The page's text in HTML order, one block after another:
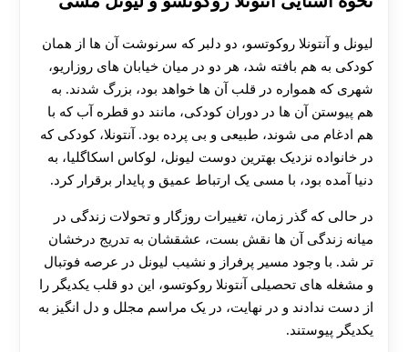
لیونل و آنتونلا روکوتسو، دو دلبر که سرنوشت آن ها از همان
کودکی به هم بافته شد، هر دو در میان خیابان‌ های روزاریو،
شهری که همواره در قلب آن ها خواهد بود، بزرگ شدند. به
هم پیوستن آن ها در دوران کودکی، مانند دو قطره آب که با
هم ادغام می‌ شوند، طبیعی و بی‌ پرده بود. آنتونلا، کودکی که
در خانواده نزدیک بهترین دوست لیونل، لوکاس اسکاگلیا، به
دنیا آمده بود، با مسی یک ارتباط عمیق و پایدار برقرار کرد.
در حالی که گذر زمان، تغییرات روزگار و تحولات زندگی در
میانه زندگی آن ها نقش بست، عشقشان به تدریج درخشان‌
تر شد. با وجود مسیر پرفراز و نشیب لیونل در عرصه فوتبال
و مشغله‌ های تحصیلی آنتونلا روکوتسو، این دو قلب یکدیگر را
از دست ندادند و در نهایت، در یک مراسم مجلل و دل‌ انگیز به
یکدیگر پیوستند.